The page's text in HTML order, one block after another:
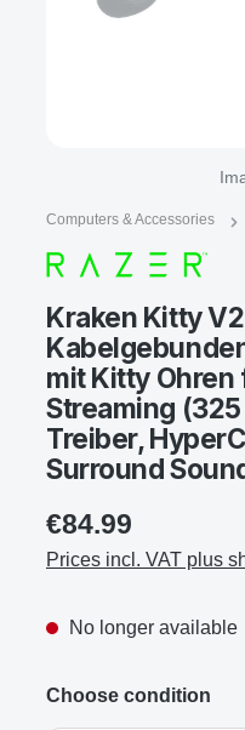
Computers & Accessories
Kraken Kitty
mit Kitty Ohren
Streaming
Treiber,
Surround
€84.99
Prices incl. VAT plus
No longer available
Choose condition